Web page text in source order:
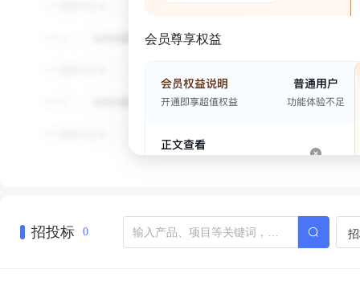
会员尊享权益
招投标 0